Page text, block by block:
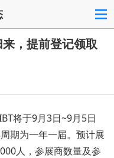
，提前登记领取
将于9月3日~9月5日
期为一年一届。预计展
人，参展商数量及参